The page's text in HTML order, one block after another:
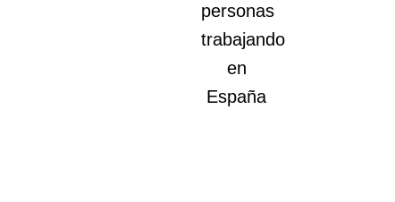
personas
trabajando
en
España